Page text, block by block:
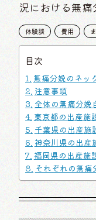
況における無痛
体験談 費用
目次
無痛分娩のネッ
注意事項
全体の無痛分娩
東京都の出産施
千葉県の出産施
神奈川県の出産
福岡県の出産施
それぞれの無痛